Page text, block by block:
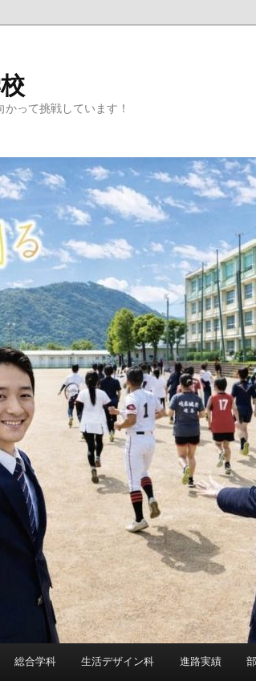
って挑戦しています！
総合学科 生活デザイン科 進路実績